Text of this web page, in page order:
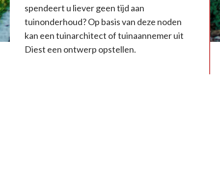
spendeert u liever geen tijd aan
tuinonderhoud? Op basis van deze noden
kan een tuinarchitect of tuinaannemer uit
Diest een ontwerp opstellen.